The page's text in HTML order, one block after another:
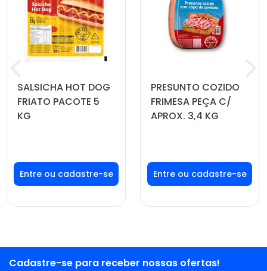
SALSICHA HOT DOG
FRIATO PACOTE 5
KG
Faça seu login ou
cadastre-se para
ver preços e
PRESUNTO COZIDO
FRIMESA PEÇA C/
APROX. 3,4 KG
Faça seu login ou
cadastre-se para
ver preços e
Cadastre-se para receber nossas ofertas!